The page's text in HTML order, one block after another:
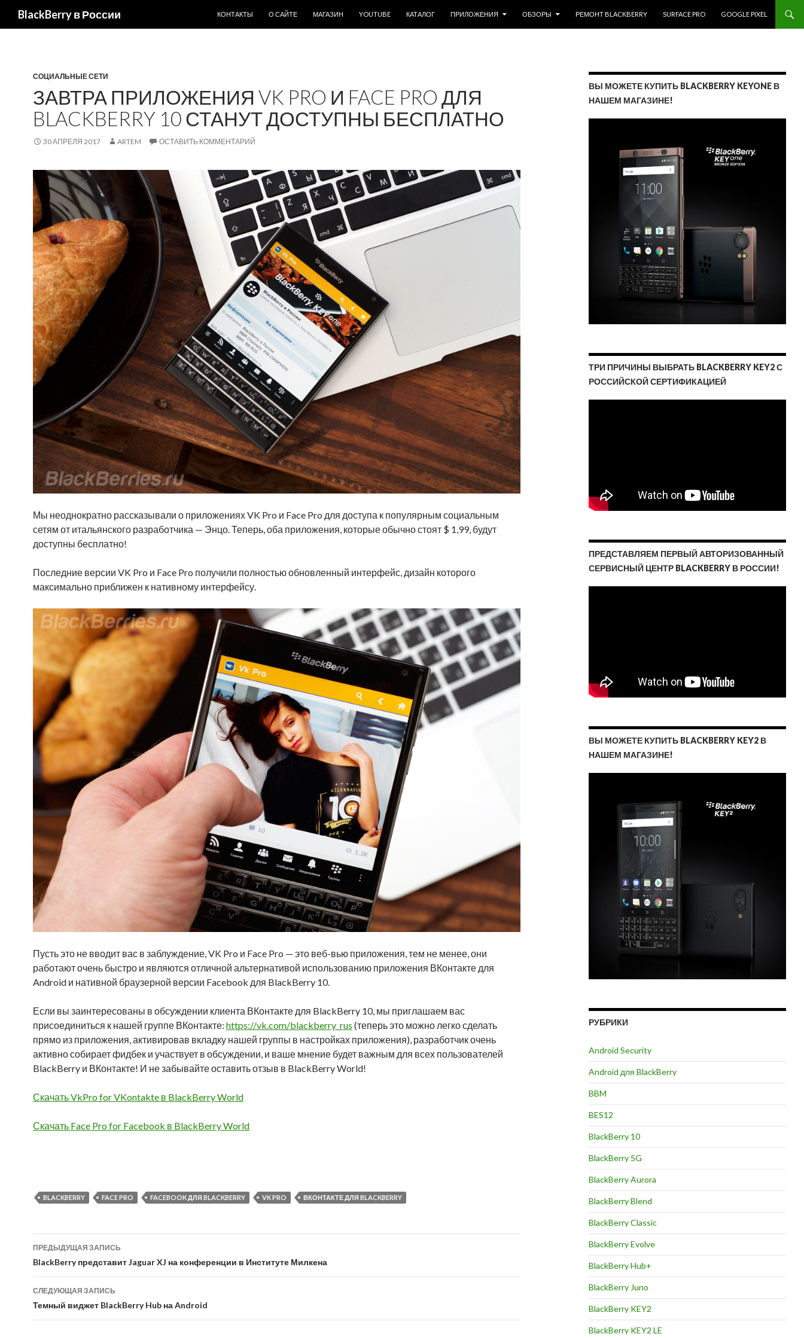
BlackBerry в России
КОНТАКТЫ
О САЙТЕ МАГАЗИН YOUTUBE КАТАЛОГ ПРИЛОЖЕНИЯ ОБЗОРЫ РЕМОНТ BLACKBERRY SURFACE PRO GOOGLE PIXEL
СОЦИАЛЬНЫЕ СЕТИ
ЗАВТРА ПРИЛОЖЕНИЯ VK PRO И FACE PRO ДЛЯ
BLACKBERRY 10 СТАНУТ ДОСТУПНЫ БЕСПЛАТНО
30 АПРЕЛЯ 2017 ARTEM ОСТАВИТЬ КОММЕНТАРИЙ
Мы неоднократно рассказывали о приложениях VK Pro и Face Pro для доступа к популярным социальным
сетям от итальянского разработчика — Энцо. Теперь, оба приложения, которые обычно стоят $ 1,99, будут
доступны бесплатно!
Последние версии VK Pro и Face Pro получили полностью обновленный интерфейс, дизайн которого
максимально приближен к нативному интерфейсу.
Пусть это не вводит вас в заблуждение, VK Pro и Face Pro — это веб-вью приложения, тем не менее, они
работают очень быстро и являются отличной альтернативой использованию приложения ВКонтакте для
Android и нативной браузерной версии Facebook для BlackBerry 10.
Если вы заинтересованы в обсуждении клиента ВКонтакте для BlackBerry 10, мы приглашаем вас
присоединиться к нашей группе ВКонтакте: https://vk.com/blackberry_rus (теперь это можно легко сделать
прямо из приложения, активировав вкладку нашей группы в настройках приложения), разработчик очень
активно собирает фидбек и участвует в обсуждении, и ваше мнение будет важным для всех пользователей
BlackBerry и ВКонтакте! И не забывайте оставить отзыв в BlackBerry World!
Скачать VkPro for VKontakte в BlackBerry World
Скачать Face Pro for Facebook в BlackBerry World
BLACKBERRY FACE PRO FACEBOOK ДЛЯ BLACKBERRY VK PRO ВКОНТАКТЕ ДЛЯ BLACKBERRY
Навигация
по
записям
ПРЕДЫДУЩАЯ ЗАПИСЬ
BlackBerry представит Jaguar XJ на конференции в Институте Милкена
СЛЕДУЮЩАЯ ЗАПИСЬ
Темный виджет BlackBerry Hub на Android
ВЫ МОЖЕТЕ КУПИТЬ BLACKBERRY KEYONE В
НАШЕМ МАГАЗИНЕ!
ТРИ ПРИЧИНЫ ВЫБРАТЬ BLACKBERRY KEY2 С
РОССИЙСКОЙ СЕРТИФИКАЦИЕЙ
ПРЕДСТАВЛЯЕМ ПЕРВЫЙ АВТОРИЗОВАННЫЙ
СЕРВИСНЫЙ ЦЕНТР BLACKBERRY В РОССИИ!
ВЫ МОЖЕТЕ КУПИТЬ BLACKBERRY KEY2 В
НАШЕМ МАГАЗИНЕ!
РУБРИКИ
Android Security
Android для BlackBerry
BBM
BES12
BlackBerry 10
BlackBerry 5G
BlackBerry Aurora
BlackBerry Blend
BlackBerry Classic
BlackBerry Evolve
BlackBerry Hub+
BlackBerry Juno
BlackBerry KEY2
BlackBerry KEY2 LE